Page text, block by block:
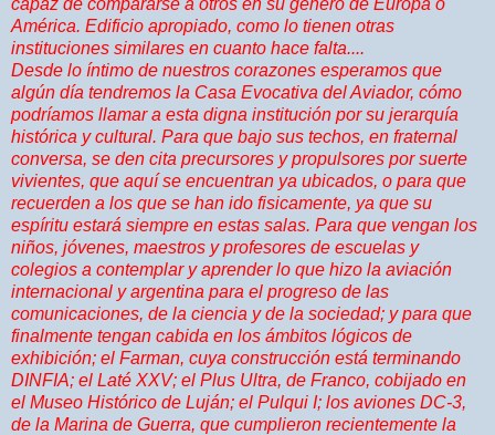
capaz de compararse a otros en su género de Europa o
América. Edificio apropiado, como lo tienen otras
instituciones similares en cuanto hace falta....
Desde lo íntimo de nuestros corazones esperamos que
algún día tendremos la Casa Evocativa del Aviador, cómo
podríamos llamar a esta digna institución por su jerarquía
histórica y cultural. Para que bajo sus techos, en fraternal
conversa, se den cita precursores y propulsores por suerte
vivientes, que aquí se encuentran ya ubicados, o para que
recuerden a los que se han ido fisicamente, ya que su
espíritu estará siempre en estas salas. Para que vengan los
niños, jóvenes, maestros y profesores de escuelas y
colegios a contemplar y aprender lo que hizo la aviación
internacional y argentina para el progreso de las
comunicaciones, de la ciencia y de la sociedad; y para que
finalmente tengan cabida en los ámbitos lógicos de
exhibición; el Farman, cuya construcción está terminando
DINFIA; el Laté XXV; el Plus Ultra, de Franco, cobijado en
el Museo Histórico de Luján; el Pulqui I; los aviones DC-3,
de la Marina de Guerra, que cumplieron recientemente la